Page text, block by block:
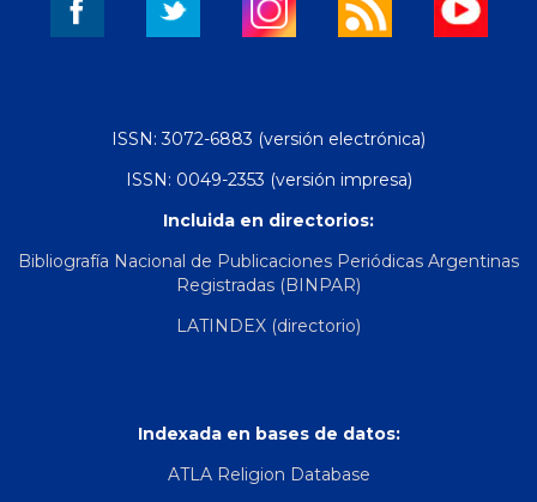
ISSN: 3072-6883 (versión electrónica)
ISSN: 0049-2353 (versión impresa)
Incluida en directorios:
Bibliografía Nacional de Publicaciones Periódicas Argentinas
Registradas (BINPAR)
LATINDEX (directorio)
Indexada en bases de datos:
ATLA Religion Database